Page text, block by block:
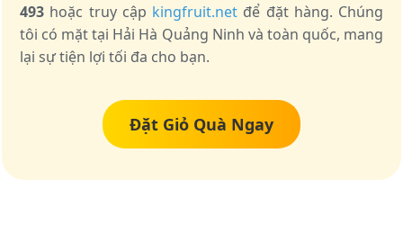
493 hoặc truy cập kingfruit.net để đặt hàng. Chúng
tôi có mặt tại Hải Hà Quảng Ninh và toàn quốc, mang
lại sự tiện lợi tối đa cho bạn.
Đặt Giỏ Quà Ngay